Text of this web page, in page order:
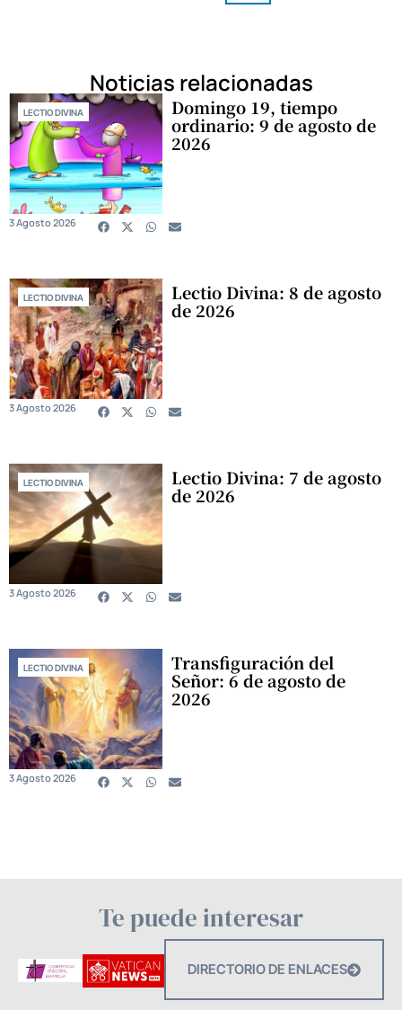
Noticias relacionadas
LECTIO DIVINA Domingo 19, tiempo
ordinario: 9 de agosto de
2026
3 Agosto 2026
LECTIO DIVINA Lectio Divina: 8 de agosto
de 2026
3 Agosto 2026
LECTIO DIVINA Lectio Divina: 7 de agosto
de 2026
3 Agosto 2026
LECTIO DIVINA Transfiguración del
Señor: 6 de agosto de
2026
3 Agosto 2026
Te puede interesar
DIRECTORIO DE ENLACES